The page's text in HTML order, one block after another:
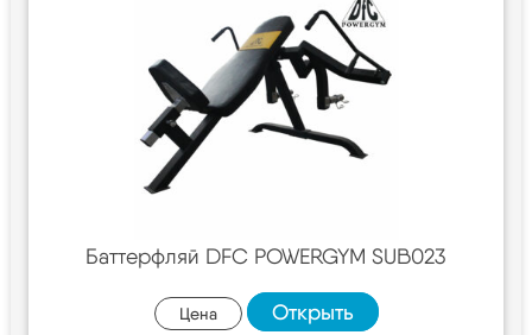
Баттерфляй DFC POWERGYM SUB023
Цена Открыть